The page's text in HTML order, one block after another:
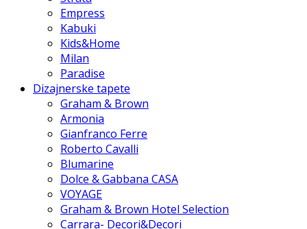
Empress
Kabuki
Kids&Home
Milan
Paradise
Dizajnerske tapete
Graham & Brown
Armonia
Gianfranco Ferre
Roberto Cavalli
Blumarine
Dolce & Gabbana CASA
VOYAGE
Graham & Brown Hotel Selection
Carrara- Decori&Decori